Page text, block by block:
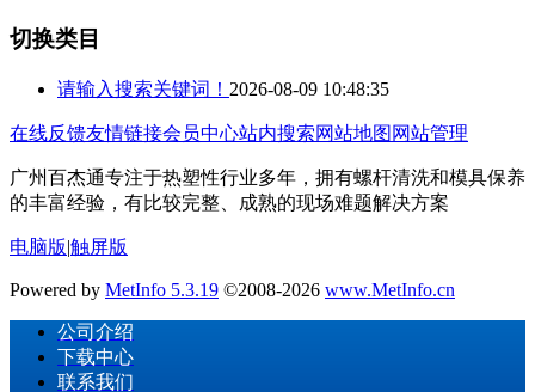
切换类目
请输入搜索关键词！ 2026-08-09 10:48:35
在线反馈友情链接会员中心站内搜索网站地图 网站管理
广州百杰通专注于热塑性行业多年，拥有螺杆清洗和模具保养
的丰富经验，有比较完整、成熟的现场难题解决方案
电脑版|触屏版
Powered by MetInfo 5.3.19 ©2008-2026 www.MetInfo.cn
公司介绍
下载中心
联系我们